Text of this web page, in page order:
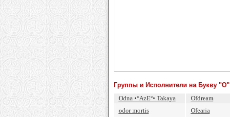
Группы и Исполнители на Букву "O"
Odna •°AzE°• Takaya
Ofdream
odor mortis
Ofearia